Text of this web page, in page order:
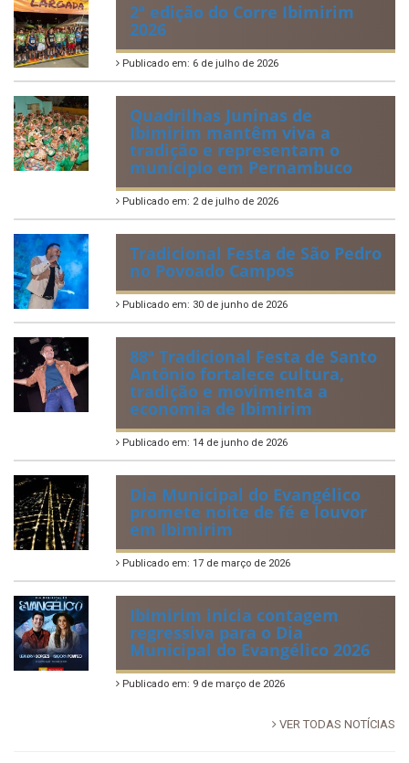
2ª edição do Corre Ibimirim
2026
Publicado em: 6 de julho de 2026
Quadrilhas Juninas de
Ibimirim mantêm viva a
tradição e representam o
munícipio em Pernambuco
Publicado em: 2 de julho de 2026
Tradicional Festa de São Pedro
no Povoado Campos
Publicado em: 30 de junho de 2026
88ª Tradicional Festa de Santo
Antônio fortalece cultura,
tradição e movimenta a
economia de Ibimirim
Publicado em: 14 de junho de 2026
Dia Municipal do Evangélico
promete noite de fé e louvor
em Ibimirim
Publicado em: 17 de março de 2026
Ibimirim inicia contagem
regressiva para o Dia
Municipal do Evangélico 2026
Publicado em: 9 de março de 2026
VER TODAS NOTÍCIAS